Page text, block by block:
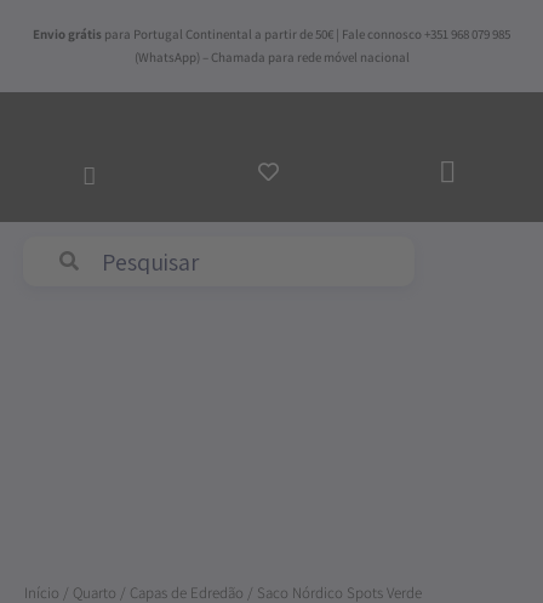
Envio grátis para Portugal Continental a partir de 50€ | Fale connosco +351 968 079 985
(WhatsApp) – Chamada para rede móvel nacional
AO
Início / Quarto / Capas de Edredão / Saco Nórdico Spots Verde